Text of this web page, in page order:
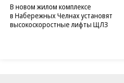
В новом жилом комплексе
в Набережных Челнах установят
высокоскоростные лифты ЩЛЗ